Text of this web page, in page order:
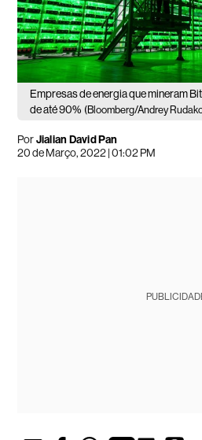
Empresas de energia que mineram
de até 90% (Bloomberg/Andrey
PorJialian David Pan
20 de Março, 2022 | 01:02 PM